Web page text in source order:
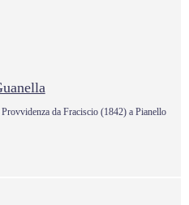
da Fraciscio (1842) a Pianello